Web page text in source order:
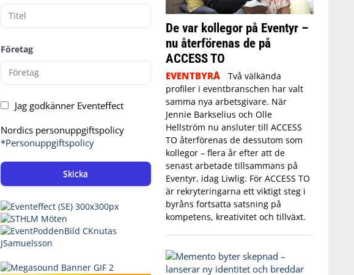
Företag
Jag godkänner Eventeffect
Nordics personuppgiftspolicy
*Personuppgiftspolicy
Skicka
De var kollegor på Eventyr –
nu återförenas de på
ACCESS TO
EVENTBYRÅ
Två välkända
profiler i eventbranschen har valt
samma nya arbetsgivare. När
Jennie Barkselius och Olle
Hellström nu ansluter till ACCESS
TO återförenas de dessutom som
kollegor – flera år efter att de
senast arbetade tillsammans på
Eventyr, idag Liwlig. För ACCESS TO
är rekryteringarna ett viktigt steg i
byråns fortsatta satsning på
kompetens, kreativitet och tillväxt.